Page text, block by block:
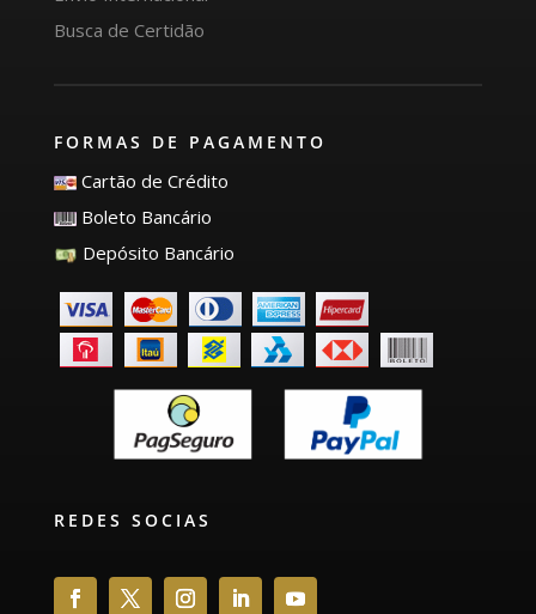
Busca de Certidão
FORMAS DE PAGAMENTO
Cartão de Crédito
Boleto Bancário
Depósito Bancário
REDES SOCIAS